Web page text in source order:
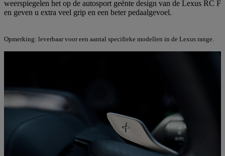
weerspiegelen het op de autosport geënte design van de Lexus RC F
en geven u extra veel grip en een beter pedaalgevoel.
Opmerking: leverbaar voor een aantal specifieke modellen in de Lexus range.